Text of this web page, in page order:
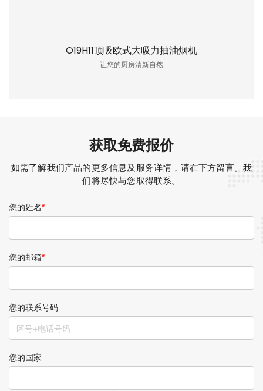
O19H11顶吸欧式大吸力抽油烟机
让您的厨房清新自然
获取免费报价
如需了解我们产品的更多信息及服务详情，请在下方留言。我
们将尽快与您取得联系。
您的姓名*
您的邮箱*
您的联系号码
您的国家